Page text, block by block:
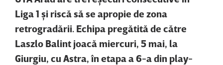
Liga 1 şi riscă să se apropie de zona
retrogradării. Echipa pregătită de către
Laszlo Balint joacă miercuri, 5 mai, la
Giurgiu, cu Astra, în etapa a 6-a din play-